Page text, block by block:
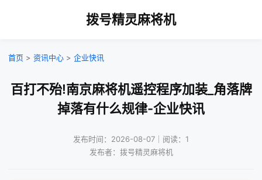
拨号精灵麻将机
首页 > 资讯中心 > 企业快讯
百打不殆!南京麻将机遥控程序加装_角落牌
掉落有什么规律-企业快讯
发布时间：2026-08-07｜阅读：1
发布者：拨号精灵麻将机